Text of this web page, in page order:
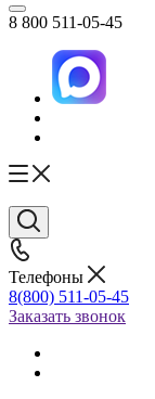
8 800 511-05-45
Телефоны
8(800) 511-05-45
Заказать звонок